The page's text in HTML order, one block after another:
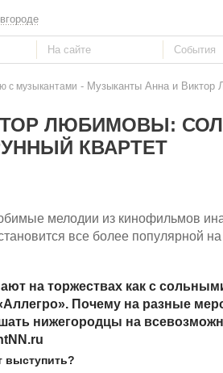
с музыкантами - Музыканты Анна и Виктор
ЛЮБИМОВЫ:
КВАРТЕТ
мелодии из кинофильмов
все более популярной
на торжествах как с
Почему на разные
нижегородцы на
ru
выступить?